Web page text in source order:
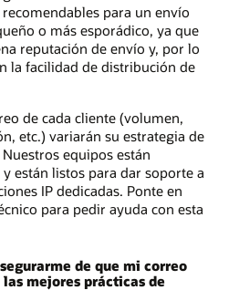
para un envío
o más esporádico, ya que
reputación de envío y, por lo
la facilidad de distribución de
de cada cliente (volumen,
etc.) variarán su estrategia de
equipos están
están listos para dar soporte a
IP dedicadas. Ponte en
para pedir ayuda con esta
de que mi correo
mejores prácticas de